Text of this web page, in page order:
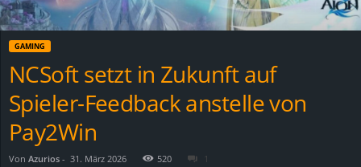
n
GAMING
NCSoft setzt in Zukunft auf
Spieler-Feedback anstelle von
Pay2Win
Von Azurios - 31. März 2026 520 1